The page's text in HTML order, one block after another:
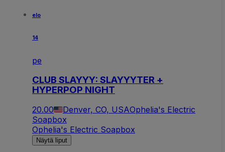
elo
14
pe
CLUB SLAYYY: SLAYYYTER +
HYPERPOP NIGHT
20.00 Denver, CO, USAOphelia's Electric
Soapbox
Ophelia's Electric Soapbox
Näytä liput